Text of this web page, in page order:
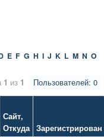
E F G H I J K L M N O
Пользователей: 0
1 из 1
Сайт,
Откуда Зарегистрирован